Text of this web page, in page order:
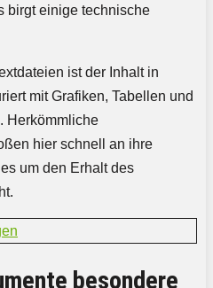
birgt einige technische
ist der Inhalt in
mit Grafiken, Tabellen und
Herkömmliche
hier schnell an ihre
um den Erhalt des
besondere